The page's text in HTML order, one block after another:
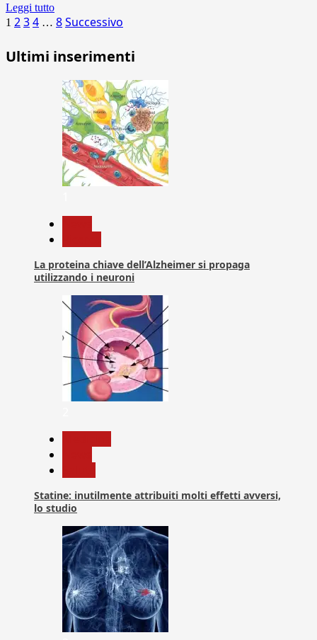
Leggi tutto
Paginazione
degli
articoli
1 234 … 8Successivo
Ultimi inserimenti
La proteina chiave dell’Alzheimer si propaga
utilizzando i neuroni
Statine: inutilmente attribuiti molti effetti avversi,
lo studio